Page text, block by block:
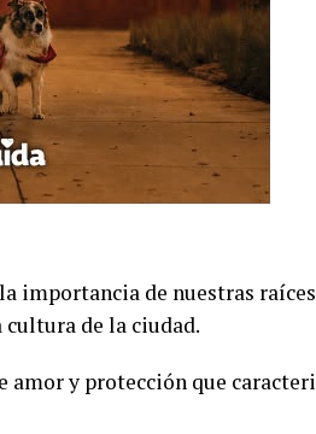
importancia de nuestras
de la ciudad.
y protección que